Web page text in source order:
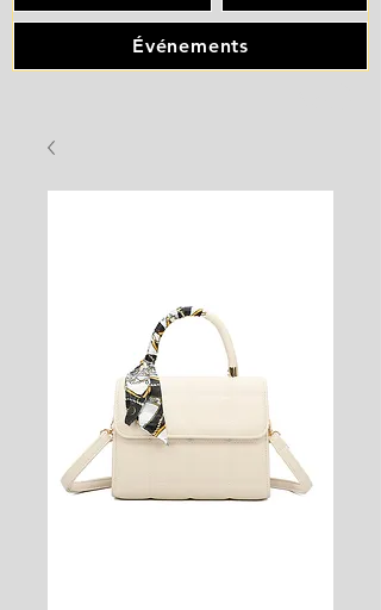
Événements